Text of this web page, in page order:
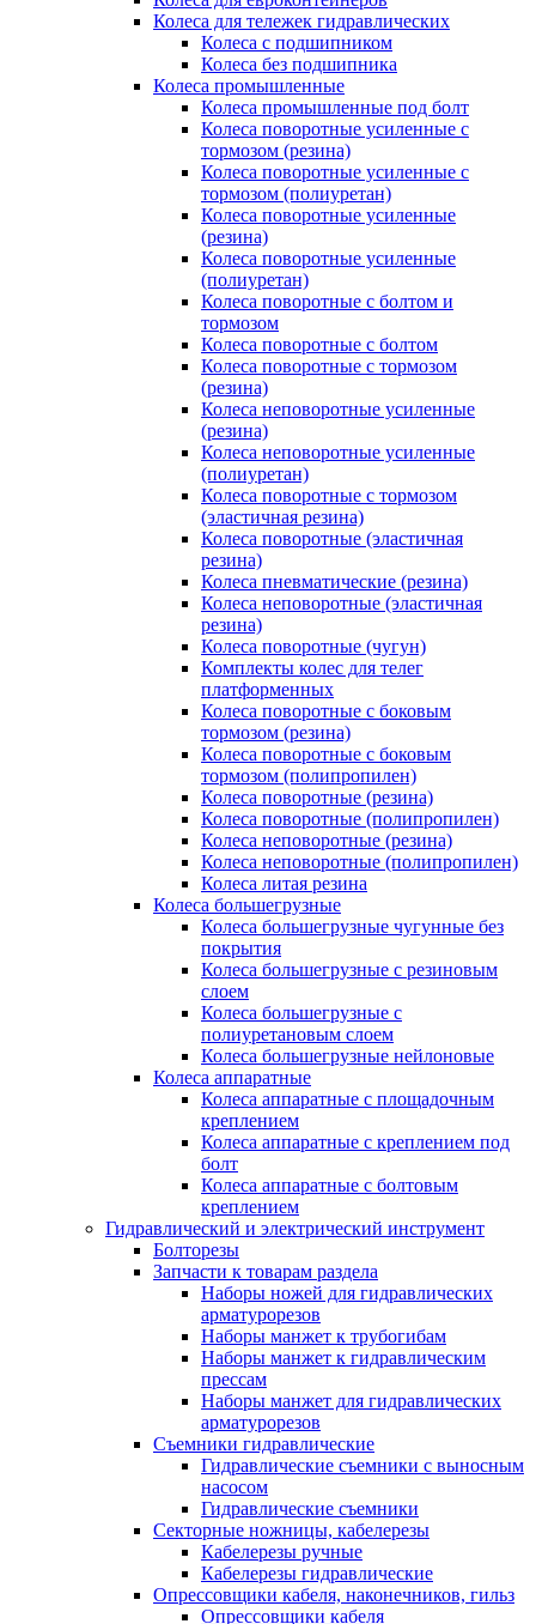
Колеса для тележек гидравлических
Колеса с подшипником
Колеса без подшипника
Колеса промышленные
Колеса промышленные под болт
Колеса поворотные усиленные с
тормозом (резина)
Колеса поворотные усиленные с
тормозом (полиуретан)
Колеса поворотные усиленные
(резина)
Колеса поворотные усиленные
(полиуретан)
Колеса поворотные с болтом и
тормозом
Колеса поворотные с болтом
Колеса поворотные c тормозом
(резина)
Колеса неповоротные усиленные
(резина)
Колеса неповоротные усиленные
(полиуретан)
Колеса поворотные c тормозом
(эластичная резина)
Колеса поворотные (эластичная
резина)
Колеса пневматические (резина)
Колеса неповоротные (эластичная
резина)
Колеса поворотные (чугун)
Комплекты колес для телег
платформенных
Колеса поворотные c боковым
тормозом (резина)
Колеса поворотные c боковым
тормозом (полипропилен)
Колеса поворотные (резина)
Колеса поворотные (полипропилен)
Колеса неповоротные (резина)
Колеса неповоротные (полипропилен)
Колеса литая резина
Колеса большегрузные
Колеса большегрузные чугунные без
покрытия
Колеса большегрузные с резиновым
слоем
Колеса большегрузные с
полиуретановым слоем
Колеса большегрузные нейлоновые
Колеса аппаратные
Колеса аппаратные с площадочным
креплением
Колеса аппаратные с креплением под
болт
Колеса аппаратные с болтовым
креплением
Гидравлический и электрический инструмент
Болторезы
Запчасти к товарам раздела
Наборы ножей для гидравлических
арматурорезов
Наборы манжет к трубогибам
Наборы манжет к гидравлическим
прессам
Наборы манжет для гидравлических
арматурорезов
Съемники гидравлические
Гидравлические cъемники с выносным
насосом
Гидравлические съемники
Секторные ножницы, кабелерезы
Кабелерезы ручные
Кабелерезы гидравлические
Опрессовщики кабеля, наконечников, гильз
Опрессовщики кабеля